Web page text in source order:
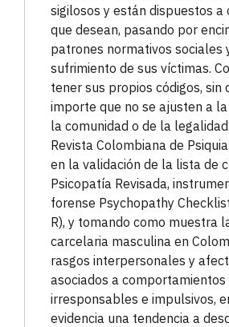
sigilosos y están dispuestos a
que desean, pasando por
patrones normativos sociales
sufrimiento de sus víctimas.
tener sus propios códigos, sin
importe que no se ajusten a
la comunidad o de la
Revista Colombiana de
en la validación de la lista de
Psicopatía Revisada,
forense Psychopathy
R), y tomando como muestra
carcelaria masculina en
rasgos interpersonales y
asociados a comportamientos
irresponsables e impulsivos,
evidencia una tendencia a